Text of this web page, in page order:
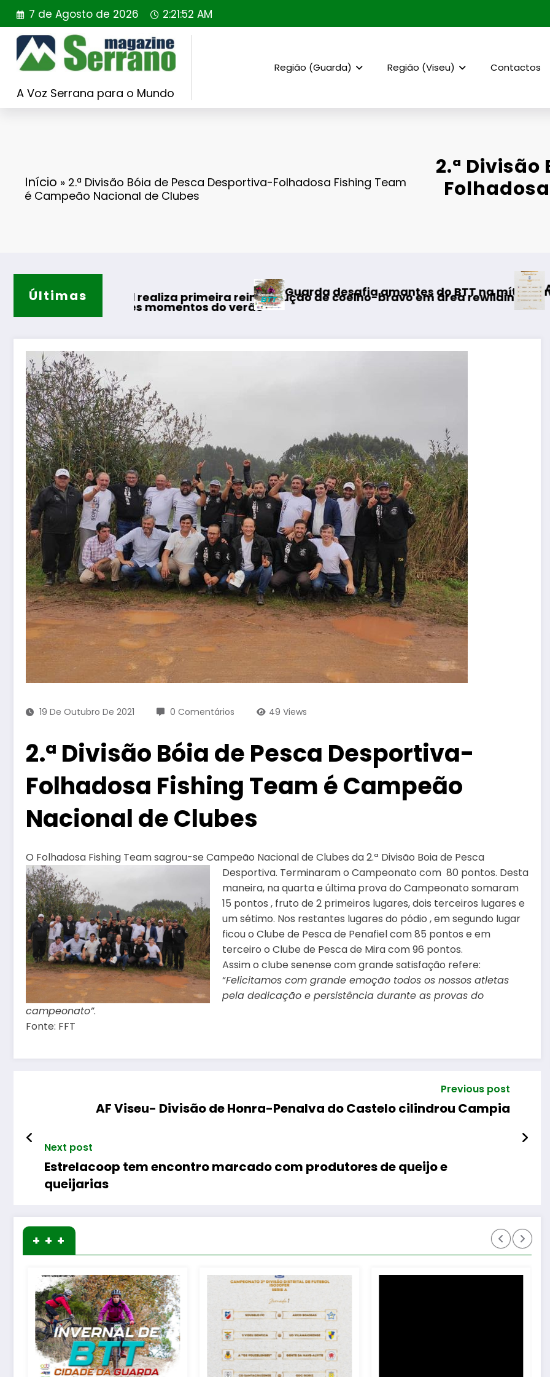
Saltar
para
conteúdo
7 de Agosto de 2026 2:21:53 AM
A Voz Serrana para o Mundo
Região (Guarda) Região (Viseu) Contactos
Início » 2.ª Divisão Bóia de Pesca Desportiva-Folhadosa Fishing Team
é Campeão Nacional de Clubes
2.ª
Últimas
momentos do verão
realiza primeira reintrodução de coelho-bravo em área rewilding
Guarda desafia amantes do BTT na mítica Invernal Cidade da
AF Viseu –
19 De Outubro De 2021 0 Comentários 49 Views
2.ª Divisão Bóia de Pesca Desportiva-
Folhadosa Fishing Team é Campeão
Nacional de Clubes
O Folhadosa Fishing Team sagrou-se Campeão Nacional de Clubes da 2.ª Divisão Boia de Pesca
Desportiva. Terminaram o Campeonato com 80 pontos. Desta
maneira, na quarta e última prova do Campeonato somaram
15 pontos , fruto de 2 primeiros lugares, dois terceiros lugares e
um sétimo. Nos restantes lugares do pódio , em segundo lugar
ficou o Clube de Pesca de Penafiel com 85 pontos e em
terceiro o Clube de Pesca de Mira com 96 pontos.
Assim o clube senense com grande satisfação refere:
“Felicitamos com grande emoção todos os nossos atletas
pela dedicação e persistência durante as provas do
campeonato”.
Fonte: FFT
Previous post
AF Viseu- Divisão de Honra-Penalva do Castelo cilindrou Campia
Next post
Estrelacoop tem encontro marcado com produtores de queijo e
queijarias
+ + +